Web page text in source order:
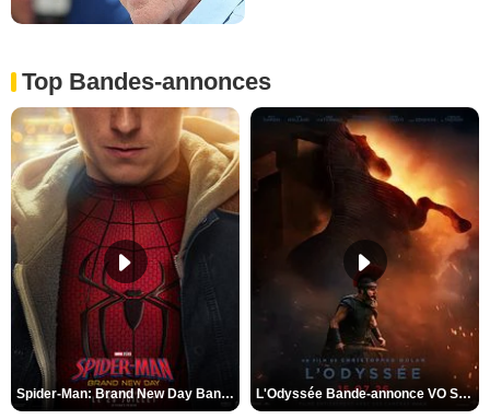
Top Bandes-annonces
Spider-Man: Brand New Day Bande-annonce VO STFR L'Odyssée Bande-annonce VO STFR